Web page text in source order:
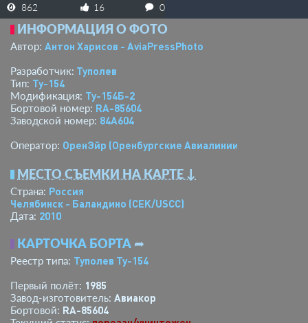
862 16 0
ИНФОРМАЦИЯ О ФОТО
Автор: Антон Харисов - AviaPressPhoto
Разработчик: Туполев
Тип: Ту-154
Модификация: Ту-154Б-2
Бортовой номер: RA-85604
Заводской номер: 84A604
Оператор: ОренЭйр (Оренбургские Авиалинии)
МЕСТО СЪЕМКИ НА КАРТЕ ↓
Страна: Россия
Челябинск - Баландино (CEK/USCC)
Дата: 2010
КАРТОЧКА БОРТА ➦
Реестр типа: Туполев Ту-154
Первый полёт: 1985
Завод-изготовитель: Авиакор
Бортовой: RA-85604